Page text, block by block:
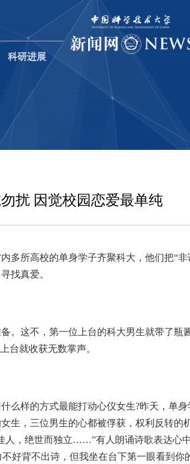
科研进展
扰 因觉校园恋爱最单纯
多所高校的单身学子齐聚科大，他们把“非
找真爱。
。这不，第一位上台的科大男生就带了瓶
台就收获无数掌声。
么样的方式最能打动心仪女生?昨天，单身
生，三位男生的心都被俘获，权利反转的
人，绝世而独立……”有人朗诵诗歌表达心
好背不出诗，但我坐在台下第一眼看到你